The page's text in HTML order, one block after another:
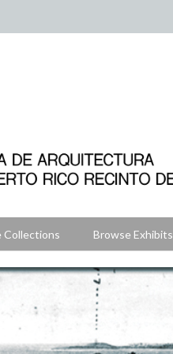
Collections Browse Exhibits